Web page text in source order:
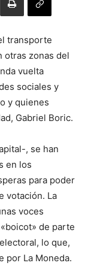
transporte
otras zonas del
vuelta
sociales y
y quienes
Gabriel Boric.
, se han
en los
para poder
votación. La
voces
de parte
lo que,
por La Moneda.